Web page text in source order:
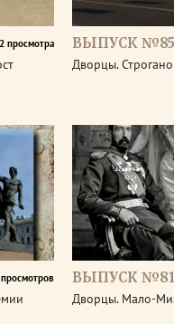
просмотра ВЫПУСК №85
Дворцы.
ВЫПУСК
Дворцы. Мало-